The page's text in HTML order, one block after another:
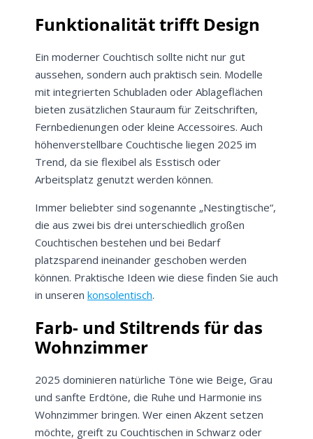
Funktionalität trifft Design
Ein moderner Couchtisch sollte nicht nur gut
aussehen, sondern auch praktisch sein. Modelle
mit integrierten Schubladen oder Ablageflächen
bieten zusätzlichen Stauraum für Zeitschriften,
Fernbedienungen oder kleine Accessoires. Auch
höhenverstellbare Couchtische liegen 2025 im
Trend, da sie flexibel als Esstisch oder
Arbeitsplatz genutzt werden können.
Immer beliebter sind sogenannte „Nestingtische“,
die aus zwei bis drei unterschiedlich großen
Couchtischen bestehen und bei Bedarf
platzsparend ineinander geschoben werden
können. Praktische Ideen wie diese finden Sie auch
in unseren konsolentisch.
Farb- und Stiltrends für das
Wohnzimmer
2025 dominieren natürliche Töne wie Beige, Grau
und sanfte Erdtöne, die Ruhe und Harmonie ins
Wohnzimmer bringen. Wer einen Akzent setzen
möchte, greift zu Couchtischen in Schwarz oder